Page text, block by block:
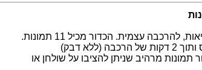
(ללא דבק)
תמונות מרהיב שניתן להציבו על שולחן או